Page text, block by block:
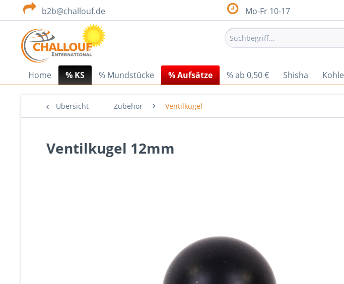
b2b@challouf.de Mo-Fr 10-17
Home % KS % Mundstücke % Aufsätze % ab 0,50 € Shisha Kohle
Übersicht Zubehör Ventilkugel
Ventilkugel 12mm